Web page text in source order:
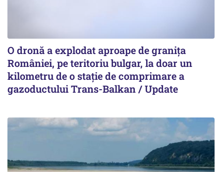
O dronă a explodat aproape de granița
României, pe teritoriu bulgar, la doar un
kilometru de o stație de comprimare a
gazoductului Trans-Balkan / Update